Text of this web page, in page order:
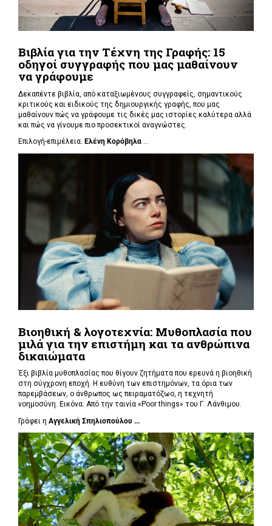
Βιβλία για την Τέχνη της Γραφής: 15
οδηγοί συγγραφής που μας μαθαίνουν
να γράφουμε
Δεκαπέντε βιβλία, από καταξιωμένους συγγραφείς, σημαντικούς
κριτικούς και ειδικούς της δημιουργικής γραφής, που μας
μαθαίνουν πώς να γράφουμε τις δικές μας ιστορίες καλύτερα αλλά
και πώς να γίνουμε πιο προσεκτικοί αναγνώστες.
Επιλογή-επιμέλεια: Ελένη Κορόβηλα ...
Βιοηθική & λογοτεχνία: Μυθοπλασία που
μιλά για την επιστήμη και τα ανθρώπινα
δικαιώματα
Έξι βιβλία μυθοπλασίας που θίγουν ζητήματα που ερευνά η βιοηθική
στη σύγχρονη εποχή. Η ευθύνη των επιστημόνων, τα όρια των
παρεμβάσεων, ο άνθρωπος ως πειραματόζωο, η τεχνητή
νοημοσύνη. Εικόνα: Από την ταινία «Poor things» του Γ. Λάνθιμου.
Γράφει η Αγγελική Σπηλιοπούλου ...